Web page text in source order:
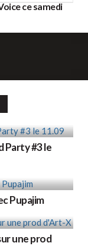
ce samedi
Party #3 le
Pupajim
une prod